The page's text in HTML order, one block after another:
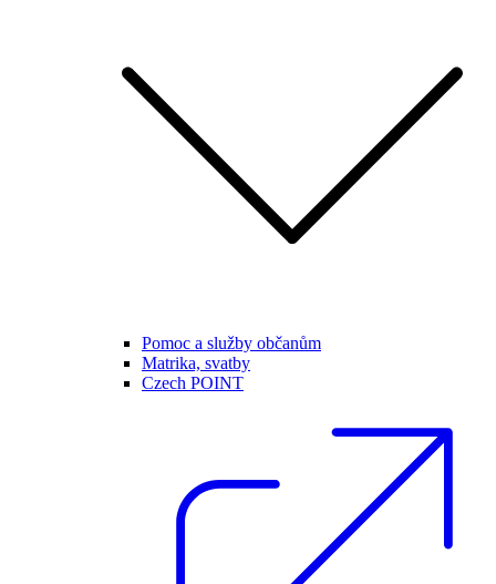
Pomoc a služby občanům
Matrika, svatby
Czech POINT